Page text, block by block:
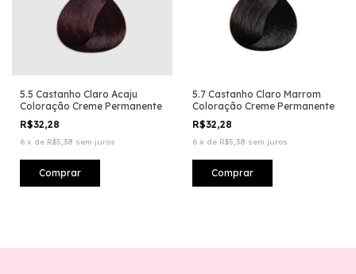
5.5 Castanho Claro Acaju
Coloração Creme Permanente
R$32,28
6 x de R$5,38 sem juros
5.7 Castanho Claro Marrom
Coloração Creme Permanente
R$32,28
6 x de R$5,38 sem juros